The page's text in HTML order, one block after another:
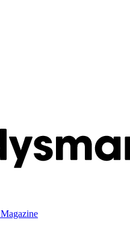
Magazine